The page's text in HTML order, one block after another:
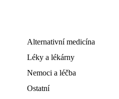
Alternativní medicína
Léky a lékárny
Nemoci a léčba
Ostatní